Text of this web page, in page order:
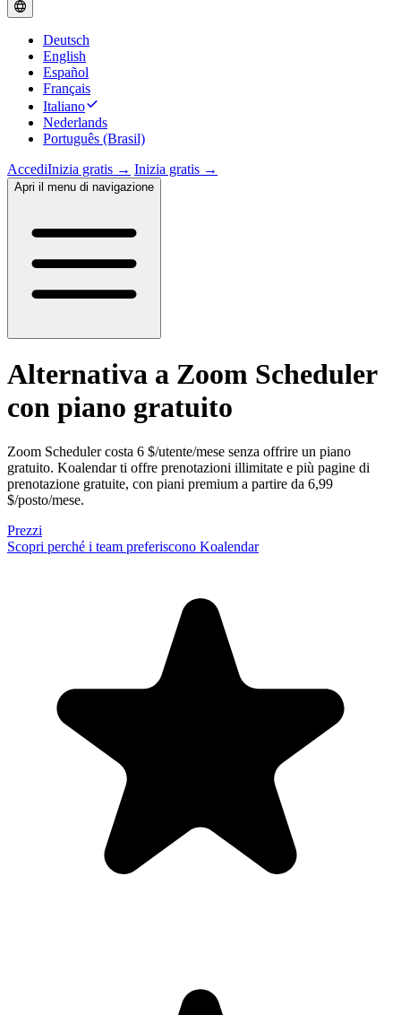
Deutsch
English
Español
Français
Italiano
Nederlands
Português (Brasil)
AccediInizia gratis → Inizia gratis →
Apri il menu di navigazione
Alternativa a Zoom Scheduler
con piano gratuito
Zoom Scheduler costa 6 $/utente/mese senza offrire un piano
gratuito. Koalendar ti offre prenotazioni illimitate e più pagine di
prenotazione gratuite, con piani premium a partire da 6,99
$/posto/mese.
Prezzi
Scopri perché i team preferiscono Koalendar